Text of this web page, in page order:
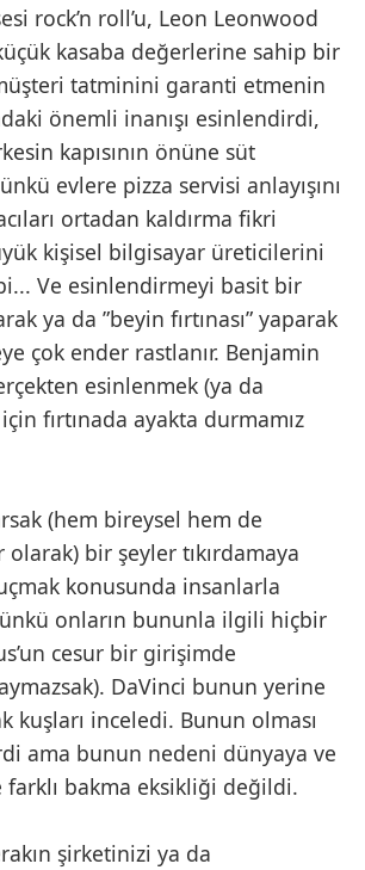
rock’n roll’u, Leon Leonwood
kasaba değerlerine sahip bir
tatminini garanti etmenin
önemli inanışı esinlendirdi,
kapısının önüne süt
evlere pizza servisi anlayışını
ortadan kaldırma fikri
kişisel bilgisayar üreticilerini
Ve esinlendirmeyi basit bir
ya da ”beyin fırtınası” yaparak
çok ender rastlanır. Benjamin
esinlenmek (ya da
fırtınada ayakta durmamız
(hem bireysel hem de
bir şeyler tıkırdamaya
konusunda insanlarla
onların bununla ilgili hiçbir
cesur bir girişimde
DaVinci bunun yerine
kuşları inceledi. Bunun olması
ama bunun nedeni dünyaya ve
farklı bakma eksikliği değildi.
şirketinizi ya da